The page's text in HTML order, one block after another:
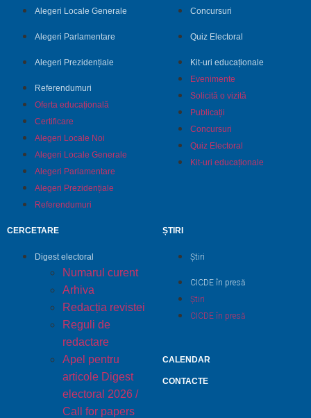
Alegeri Locale Generale
Alegeri Parlamentare
Alegeri Prezidențiale
Referendumuri
Oferta educațională
Certificare
Alegeri Locale Noi
Alegeri Locale Generale
Alegeri Parlamentare
Alegeri Prezidențiale
Referendumuri
Concursuri
Quiz Electoral
Kit-uri educaționale
Evenimente
Solicită o vizită
Publicații
Concursuri
Quiz Electoral
Kit-uri educaționale
CERCETARE
Digest electoral
Numarul curent
Arhiva
Redacția revistei
Reguli de
redactare
Apel pentru
articole Digest
electoral 2026 /
Call for papers
ȘTIRI
Știri
CICDE în presă
Știri
CICDE în presă
CALENDAR
CONTACTE